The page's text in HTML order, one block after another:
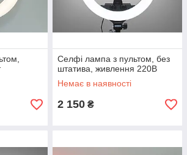
Селфі лампа з пультом, без
штатива, живлення 220В
Немає в наявності
2 150 ₴